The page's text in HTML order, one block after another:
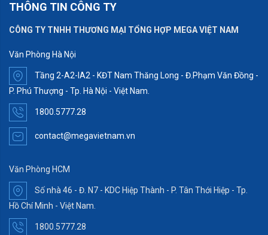
THÔNG TIN CÔNG TY
CÔNG TY TNHH THƯƠNG MẠI TỔNG HỢP MEGA VIỆT NAM
Văn Phòng Hà Nội
Tầng 2-A2-IA2 - KĐT Nam Thăng Long - Đ.Phạm Văn Đồng -
P. Phú Thượng - Tp. Hà Nội - Việt Nam.
1800.5777.28
contact@megavietnam.vn
Văn Phòng HCM
Số nhà 46 - Đ. N7 - KDC Hiệp Thành - P. Tân Thới Hiệp - Tp.
Hồ Chí Minh - Việt Nam.
1800.5777.28